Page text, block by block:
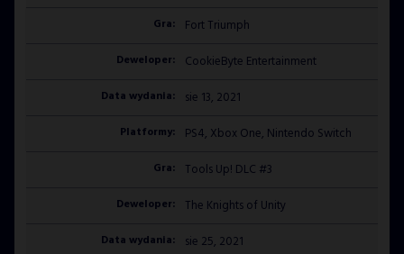
Fort Triumph
CookieByte Entertainment
sie 13, 2021
PS4, Xbox One, Nintendo Switch
Tools Up! DLC #3
The Knights of Unity
sie 25, 2021